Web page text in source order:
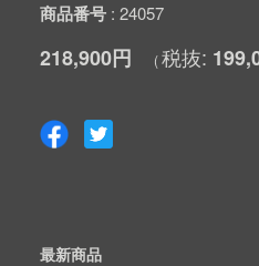
商品番号 24057
218,900円
最新商品